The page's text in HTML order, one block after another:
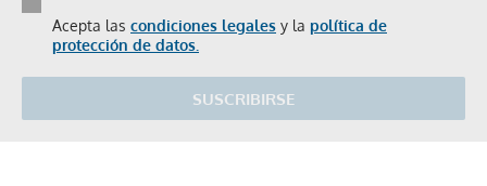
Acepta las condiciones legales y la política de
protección de datos.
SUSCRIBIRSE